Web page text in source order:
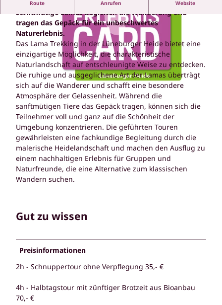
© Dietmar Preißler | CC-BY-SA
© Bispingen Touristik e.V. | CC-BY-SA
Route Anrufen Website
Sanftmütige Lamas begleiten die Wanderung und
tragen das Gepäck für ein unbeschwertes
Naturerlebnis.
Das Lama Trekking in der Lüneburger Heide bietet eine
einzigartige Möglichkeit, die charakteristische
Naturlandschaft auf entschleunigte Weise zu entdecken.
Die ruhige und ausgeglichene Art der Lamas überträgt
sich auf die Wanderer und schafft eine besondere
Atmosphäre der Gelassenheit. Während die
sanftmütigen Tiere das Gepäck tragen, können sich die
Teilnehmer voll und ganz auf die Schönheit der
Umgebung konzentrieren. Die geführten Touren
gewährleisten eine fachkundige Begleitung durch die
malerische Heidelandschaft und machen den Ausflug zu
einem nachhaltigen Erlebnis für Gruppen und
Naturfreunde, die eine Alternative zum klassischen
Wandern suchen.
Gut zu wissen
Preisinformationen
2h - Schnuppertour ohne Verpflegung 35,- €
4h - Halbtagstour mit zünftiger Brotzeit aus Bioanbau
70,- €